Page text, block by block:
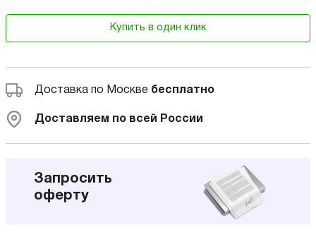
Купить в один клик
Доставка по Москве бесплатно
Доставляем по всей России
Запросить
оферту